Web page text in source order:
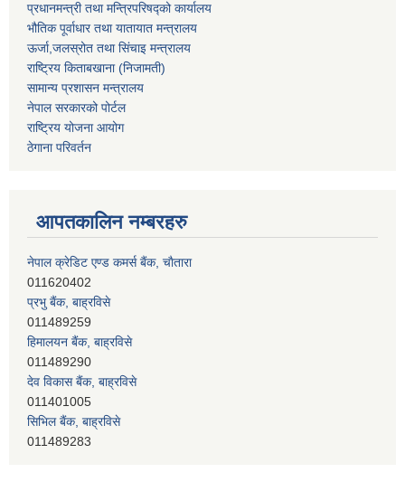
प्रधानमन्त्री तथा मन्त्रिपरिषद्को कार्यालय
भौतिक पूर्वाधार तथा यातायात मन्त्रालय
ऊर्जा,जलस्रोत तथा सिंचाइ मन्त्रालय
राष्ट्रिय किताबखाना (निजामती)
सामान्य प्रशासन मन्त्रालय
नेपाल सरकारको पोर्टल
राष्ट्रिय योजना आयोग
ठेगाना परिवर्तन
आपतकालिन नम्बरहरु
नेपाल क्रेडिट एण्ड कमर्स बैंक, चाैतारा
प्रभु बैंक, बाह्रविसे
011489259
हिमालयन बैंक, बाह्रविसे
011489290
देव विकास बैंक, बाह्रविसे
011401005
सिभिल बैंक, बाह्रविसे
011489283
नेपाल क्रेडिट एण्ड कमर्स बैंक, चाैतारा
011620402